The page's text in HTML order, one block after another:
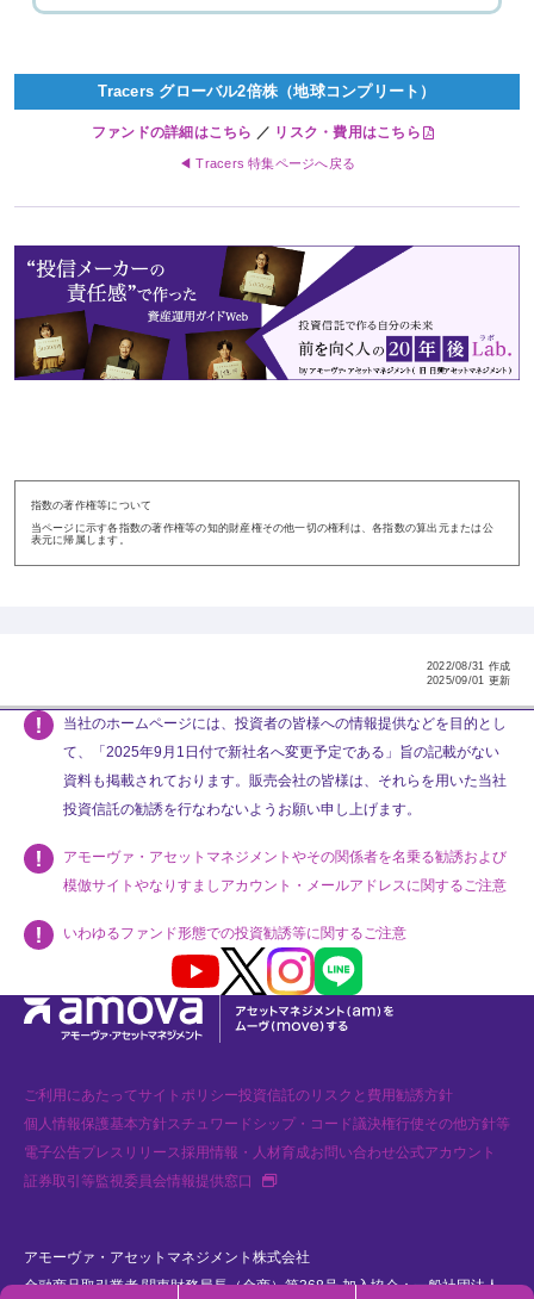
Tracers グローバル2倍株 （地球コンプリート）
ファンドの詳細はこちら ／ リスク・費用はこちら
◀ Tracers 特集ページへ戻る
指数の著作権等について
当ページに示す各指数の著作権等の知的財産権その他一切の権利は、各指数の算出元または公
表元に帰属します。
2022/08/31 作成
2025/09/01 更新
当社のホームページには、投資者の皆様への情報提供などを目的とし
て、「2025年9月1日付で新社名へ変更予定である」旨の記載がない
資料も掲載されております。販売会社の皆様は、それらを用いた当社
投資信託の勧誘を行なわないようお願い申し上げます。
アモーヴァ・アセットマネジメントやその関係者を名乗る勧誘および
模倣サイトやなりすましアカウント・メールアドレスに関するご注意
いわゆるファンド形態での投資勧誘等に関するご注意
Youtube X InstagramLINE
ご利用にあたってサイトポリシー投資信託のリスクと費用勧誘方針
個人情報保護基本方針スチュワードシップ・コード議決権行使その他方針等
電子公告プレスリリース採用情報・人材育成お問い合わせ公式アカウント
証券取引等監視委員会情報提供窓口
新
開
く
アモーヴァ・アセットマネジメント株式会社
金融商品取引業者 関東財務局長（金商）第368号 加入協会：一般社団法人